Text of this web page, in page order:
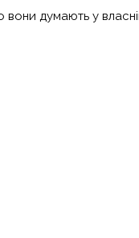
вони думають у